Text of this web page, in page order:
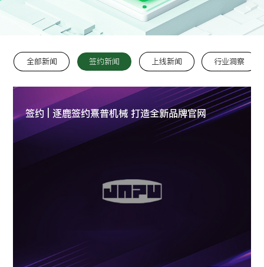
全部新闻 签约新闻 上线新闻 行业洞察
签约 | 逐鹿签约熹普机械 打造全新品牌官网
提交